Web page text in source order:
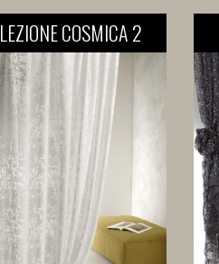
COSMICA 2